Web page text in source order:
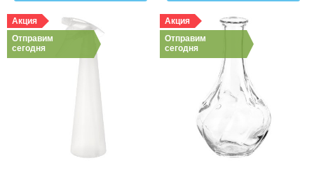
Акция
Отправим
сегодня
Акция
Отправим
сегодня